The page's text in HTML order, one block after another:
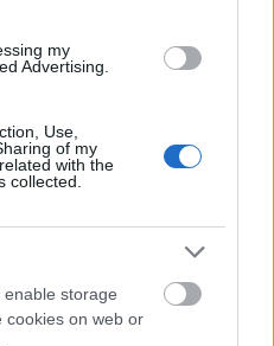
my
Advertising.
Use,
of my
with the
collected.
storage
cookies on web or
dolgozik
kezeljük helyén
vallásosak).
elvennikomoly
azért eljön a
helyzet.
Azon a síron
mert ha nem, a halott
tolvajra. Ez a tett
durván hangzik, jaj!